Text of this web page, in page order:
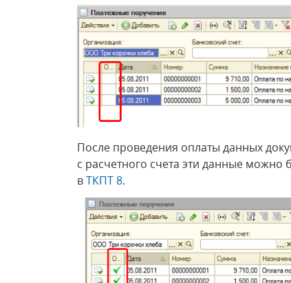
После проведения оплаты данных
с расчетного счета эти данные можно
вТКПТ 8.